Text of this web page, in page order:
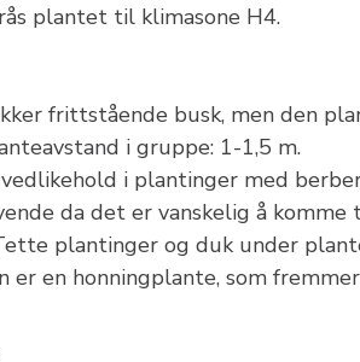
plantet til klimasone H4.
frittstående busk, men den
i gruppe: 1-1,5 m.
i plantinger med
da det er vanskelig å komme
plantinger og duk under
er en honningplante, som fremmer